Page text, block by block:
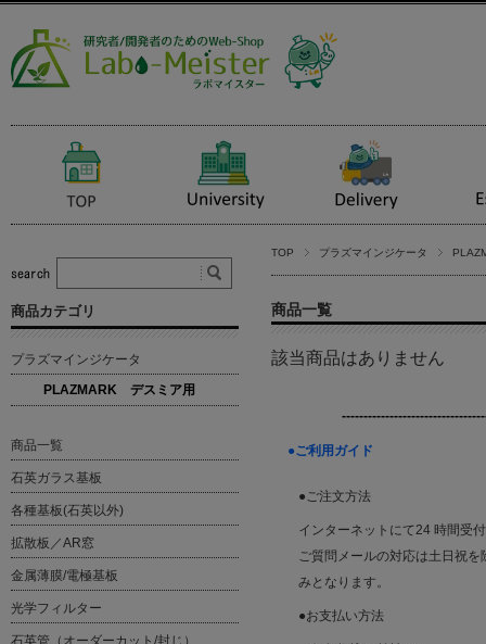
TOP プラズマインジケータ
商品一覧
該当商品はありません
●ご利用ガイド
●ご注文方法
インターネットにて24 時間受
ご質問メールの対応は土日祝
みとなります。
●お支払い方法
商品カテゴリ
プラズマインジケータ
PLAZMARK デスミア用
商品一覧
石英ガラス基板
各種基板(石英以外)
拡散板／AR窓
金属薄膜/電極基板
光学フィルター
石英管（オーダーカット/封じ）